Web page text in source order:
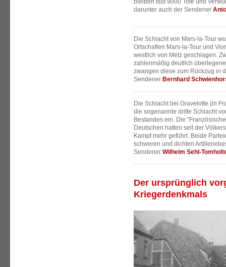
bleiben fast 9000 Tote und
darunter auch der Sendener
Die Schlacht von Mars-la-Tour
Ortschaften Mars-la-Tour und
westlich von Metz geschlagen.
zahlenmäßig deutlich
zwangen diese zum Rückzug in
Sendener Bernhard
Die Schlacht bei Gravelotte (in
die sogenannte dritte Schlacht
Bestandes ein. Die
Deutschen hatten seit der
Kampf mehr geführt. Beide
schweren und dichten
Sendener Wilhelm Sehl-
Der ursprünglich
Kriegerdenkmals